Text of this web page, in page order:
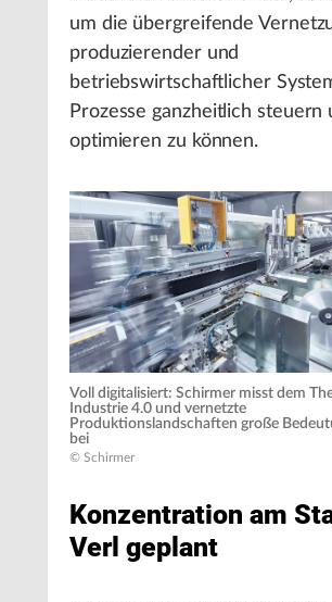
um die übergreifende
produzierender und
betriebswirtschaftlicher
Prozesse ganzheitlich steuern
optimieren zu können.
Voll digitalisiert: Schirmer misst dem
Industrie 4.0 und vernetzte
Produktionslandschaften große
bei
© Schirmer
Konzentration am
Verl geplant